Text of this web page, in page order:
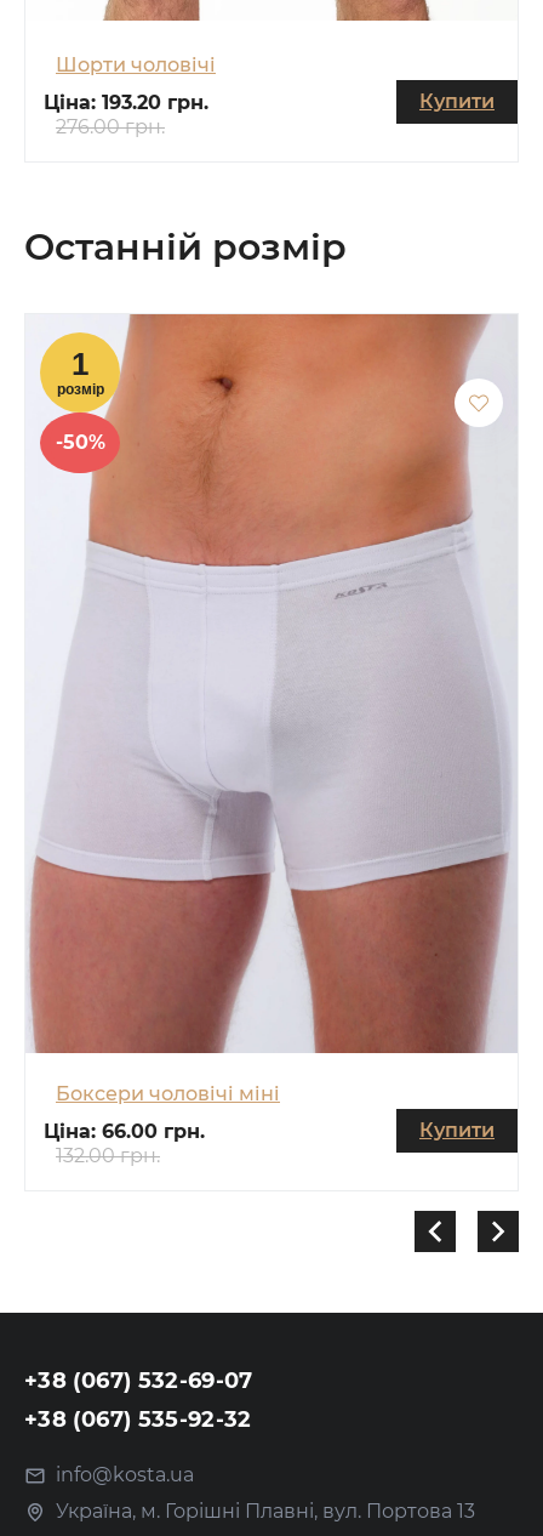
Шорти чоловічі
Ціна: 193.20 грн.
276.00 грн.
Купити
Останній розмір
-50%
Боксери чоловічі міні
Ціна: 66.00 грн.
132.00 грн.
Купити
+38 (067) 532-69-07
+38 (067) 535-92-32
info@kosta.ua
Україна, м. Горішні Плавні, вул. Портова 13